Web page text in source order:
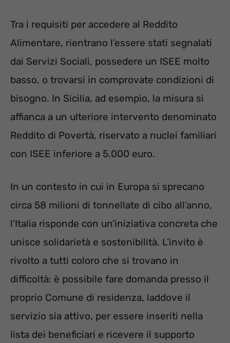
Tra i requisiti per accedere al Reddito
Alimentare, rientrano l’essere stati segnalati
dai Servizi Sociali, possedere un ISEE molto
basso, o trovarsi in comprovate condizioni di
bisogno. In Sicilia, ad esempio, la misura si
affianca a un ulteriore intervento denominato
Reddito di Povertà, riservato a nuclei familiari
con ISEE inferiore a 5.000 euro.
In un contesto in cui in Europa si sprecano
circa 58 milioni di tonnellate di cibo all’anno,
l’Italia risponde con un’iniziativa concreta che
unisce solidarietà e sostenibilità. L’invito è
rivolto a tutti coloro che si trovano in
difficoltà: è possibile fare domanda presso il
proprio Comune di residenza, laddove il
servizio sia attivo, per essere inseriti nella
lista dei beneficiari e ricevere il supporto